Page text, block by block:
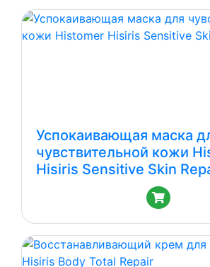
Успокаивающая маска
чувствительной кожи
Hisiris Sensitive Skin